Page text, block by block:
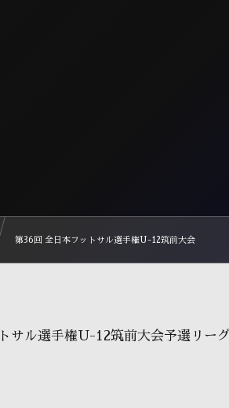
第36回 全日本フットサル選手権U-12筑前大会
サル選手権U-12筑前大会予選リーグ